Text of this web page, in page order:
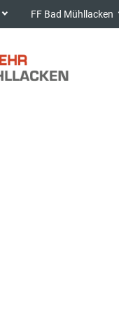
FF Bad Mühllacken